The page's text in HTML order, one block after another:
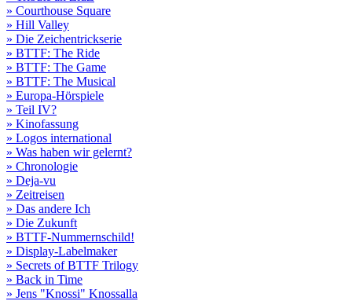
» Courthouse Square
» Hill Valley
» Die Zeichentrickserie
» BTTF: The Ride
» BTTF: The Game
» BTTF: The Musical
» Europa-Hörspiele
» Teil IV?
» Kinofassung
» Logos international
» Was haben wir gelernt?
» Chronologie
» Deja-vu
» Zeitreisen
» Das andere Ich
» Die Zukunft
» BTTF-Nummernschild!
» Display-Labelmaker
» Secrets of BTTF Trilogy
» Back in Time
» Jens "Knossi" Knossalla